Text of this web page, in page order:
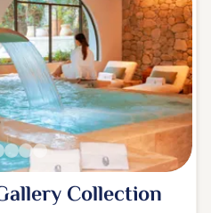
Collection